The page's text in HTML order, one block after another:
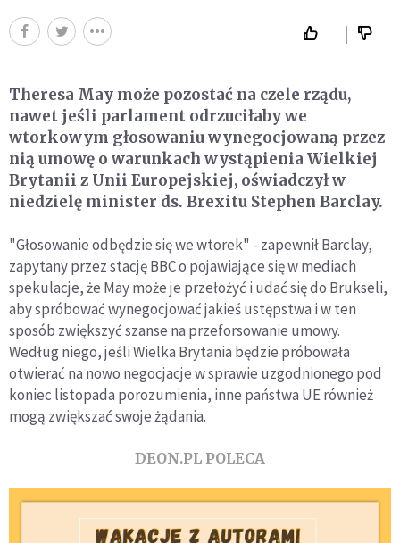
Theresa May może pozostać na czele rządu,
nawet jeśli parlament odrzuciłaby we
wtorkowym głosowaniu wynegocjowaną przez
nią umowę o warunkach wystąpienia Wielkiej
Brytanii z Unii Europejskiej, oświadczył w
niedzielę minister ds. Brexitu Stephen Barclay.
"Głosowanie odbędzie się we wtorek" - zapewnił Barclay,
zapytany przez stację BBC o pojawiające się w mediach
spekulacje, że May może je przełożyć i udać się do Brukseli,
aby spróbować wynegocjować jakieś ustępstwa i w ten
sposób zwiększyć szanse na przeforsowanie umowy.
Według niego, jeśli Wielka Brytania będzie próbowała
otwierać na nowo negocjacje w sprawie uzgodnionego pod
koniec listopada porozumienia, inne państwa UE również
mogą zwiększać swoje żądania.
DEON.PL POLECA